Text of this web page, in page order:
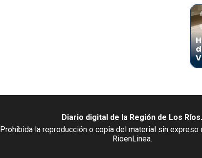
Diario digital de la Región de Los Ríos.
Prohibida la reproducción o copia del material sin
RioenLinea.